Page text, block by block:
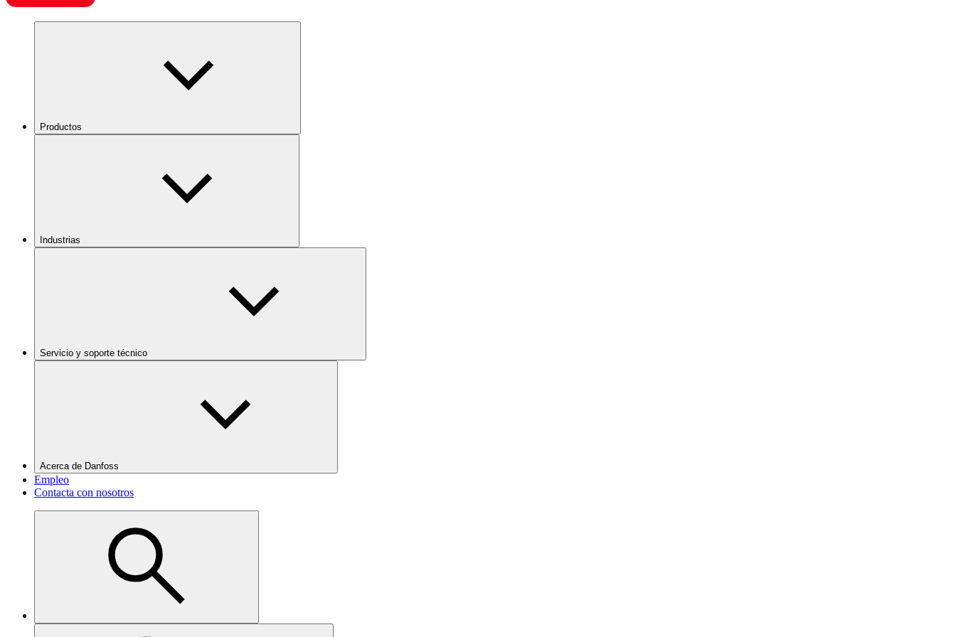
Productos
Industrias
Servicio y soporte técnico
Acerca de Danfoss
Empleo
Contacta con nosotros